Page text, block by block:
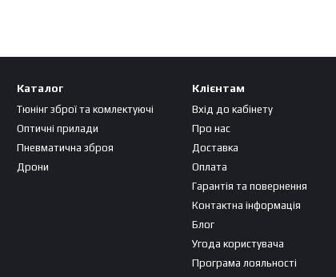
Каталог
Тюнінг зброї та комлектуючі
Оптичні прилади
Пневматична зброя
Дрони
Клієнтам
Вхід до кабінету
Про нас
Доставка
Оплата
Гарантія та повернення
Контактна інформація
Блог
Угода користувача
Програма лояльності